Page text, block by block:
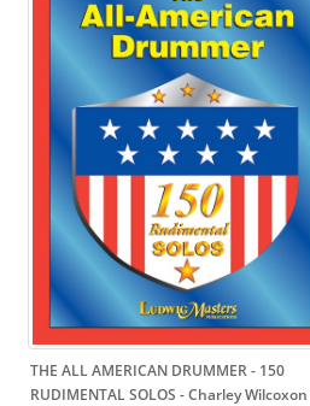
THE ALL AMERICAN DRUMMER - 150
RUDIMENTAL SOLOS - Charley Wilcoxon